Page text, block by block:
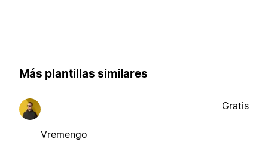
Más plantillas similares
Vremengo
Gratis